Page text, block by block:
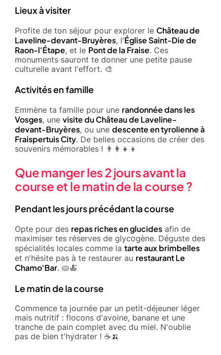
Lieux à visiter
Profite de ton séjour pour explorer le Château de
Laveline-devant-Bruyères, l'Église Saint-Die de
Raon-l'Étape, et le Pont de la Fraise. Ces
monuments sauront te donner une petite pause
culturelle avant l'effort. 🎨
Activités en famille
Emmène ta famille pour une randonnée dans les
Vosges, une visite du Château de Laveline-
devant-Bruyères, ou une descente en tyrolienne à
Fraispertuis City. De belles occasions de créer des
souvenirs mémorables ! 👨‍👩‍👧‍👦
Que manger les 2 jours avant la
course et le matin de la course ?
Pendant les jours précédant la course
Opte pour des repas riches en glucides afin de
maximiser tes réserves de glycogène. Déguste des
spécialités locales comme la tarte aux brimbelles
et n'hésite pas à te restaurer au restaurant Le
Chamo'Bar. 🥧🍝
Le matin de la course
Commence ta journée par un petit-déjeuner léger
mais nutritif : flocons d'avoine, banane et une
tranche de pain complet avec du miel. N'oublie
pas de bien t'hydrater ! ☕🍌